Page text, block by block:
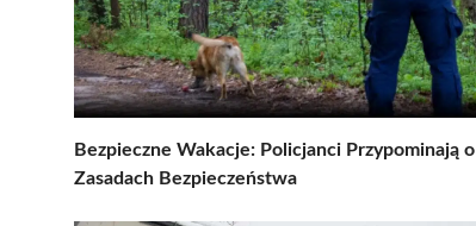
Bezpieczne Wakacje: Policjanci Przypominają o
Zasadach Bezpieczeństwa